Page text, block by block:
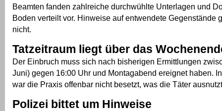
Beamten fanden zahlreiche durchwühlte Unterlagen und
Boden verteilt vor. Hinweise auf entwendete Gegenstände
nicht.
Tatzeitraum liegt über das
Der Einbruch muss sich nach bisherigen Ermittlungen
Juni) gegen 16:00 Uhr und Montagabend ereignet haben.
war die Praxis offenbar nicht besetzt, was die Täter
Polizei bittet um Hinweise